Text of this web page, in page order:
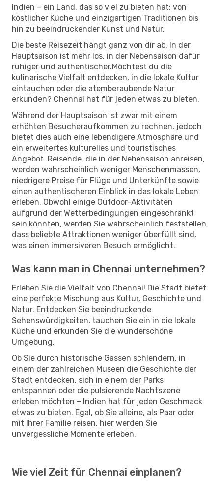
Indien – ein Land, das so viel zu bieten hat: von
köstlicher Küche und einzigartigen Traditionen bis
hin zu beeindruckender Kunst und Natur.
Die beste Reisezeit hängt ganz von dir ab. In der
Hauptsaison ist mehr los, in der Nebensaison dafür
ruhiger und authentischer.Möchtest du die
kulinarische Vielfalt entdecken, in die lokale Kultur
eintauchen oder die atemberaubende Natur
erkunden? Chennai hat für jeden etwas zu bieten.
Während der Hauptsaison ist zwar mit einem
erhöhten Besucheraufkommen zu rechnen, jedoch
bietet dies auch eine lebendigere Atmosphäre und
ein erweitertes kulturelles und touristisches
Angebot. Reisende, die in der Nebensaison anreisen,
werden wahrscheinlich weniger Menschenmassen,
niedrigere Preise für Flüge und Unterkünfte sowie
einen authentischeren Einblick in das lokale Leben
erleben. Obwohl einige Outdoor-Aktivitäten
aufgrund der Wetterbedingungen eingeschränkt
sein könnten, werden Sie wahrscheinlich feststellen,
dass beliebte Attraktionen weniger überfüllt sind,
was einen immersiveren Besuch ermöglicht.
Was kann man in Chennai unternehmen?
Erleben Sie die Vielfalt von Chennai! Die Stadt bietet
eine perfekte Mischung aus Kultur, Geschichte und
Natur. Entdecken Sie beeindruckende
Sehenswürdigkeiten, tauchen Sie ein in die lokale
Küche und erkunden Sie die wunderschöne
Umgebung.
Ob Sie durch historische Gassen schlendern, in
einem der zahlreichen Museen die Geschichte der
Stadt entdecken, sich in einem der Parks
entspannen oder die pulsierende Nachtszene
erleben möchten – Indien hat für jeden Geschmack
etwas zu bieten. Egal, ob Sie alleine, als Paar oder
mit Ihrer Familie reisen, hier werden Sie
unvergessliche Momente erleben.
Wie viel Zeit für Chennai einplanen?